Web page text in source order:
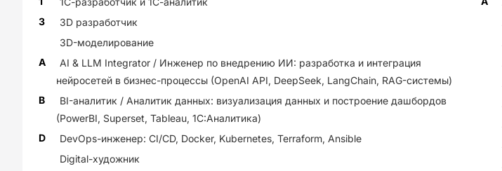
3
3D разработчик
3D-моделирование
A
AI & LLM Integrator / Инженер по внедрению ИИ: разработка и интеграция
нейросетей в бизнес-процессы (OpenAI API, DeepSeek, LangChain, RAG-системы)
B
BI-аналитик / Аналитик данных: визуализация данных и построение дашбордов
(PowerBI, Superset, Tableau, 1С:Аналитика)
D
DevOps-инженер: CI/CD, Docker, Kubernetes, Terraform, Ansible
Digital-художник